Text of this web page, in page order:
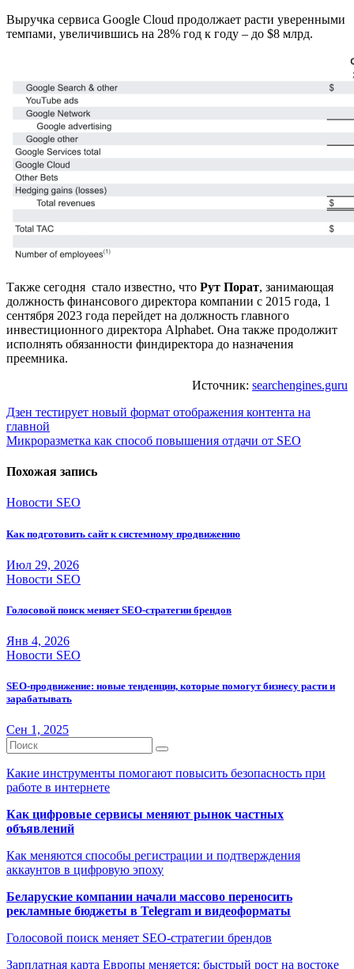
Выручка сервиса Google Cloud продолжает расти уверенными
темпами, увеличившись на 28% год к году – до $8 млрд.
Также сегодня стало известно, что Рут Порат, занимающая
должность финансового директора компании c 2015 года, 1
сентября 2023 года перейдет на должность главного
инвестиционного директора Alphabet. Она также продолжит
исполнять обязанности финдиректора до назначения
преемника.
Источник: searchengines.guru
Навигация
по
Дзен тестирует новый формат отображения контента на
главной
Микроразметка как способ повышения отдачи от SEO
Похожая запись
Новости SEO
Как подготовить сайт к системному продвижению
Июл 29, 2026
Новости SEO
Голосовой поиск меняет SEO-стратегии брендов
Янв 4, 2026
Новости SEO
SEO-продвижение: новые тенденции, которые помогут бизнесу расти и
зарабатывать
Сен 1, 2025
Какие инструменты помогают повысить безопасность при
работе в интернете
Как цифровые сервисы меняют рынок частных
объявлений
Как меняются способы регистрации и подтверждения
аккаунтов в цифровую эпоху
Беларуские компании начали массово переносить
рекламные бюджеты в Telegram и видеоформаты
Голосовой поиск меняет SEO-стратегии брендов
Зарплатная карта Европы меняется: быстрый рост на востоке